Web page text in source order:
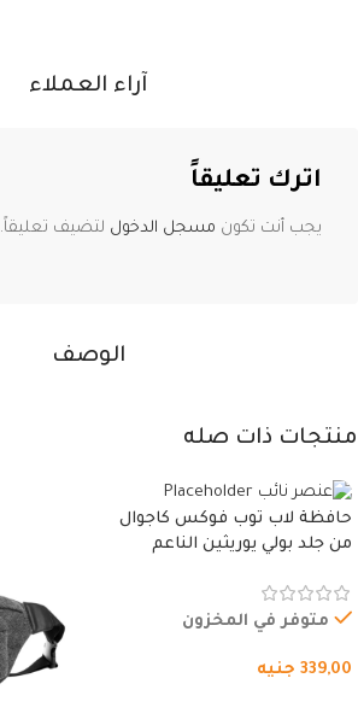
الوصف
آراء العملاء
اترك تعليقاً
يجب أنت تكون مسجل الدخول لتضيف تعليقاً.
منتجات ذات صله
حافظة لاب توب فوكس كاجوال
من جلد بولي يوريثين الناعم
وسوستة.
متوفر في المخزون
339,00 جنيه